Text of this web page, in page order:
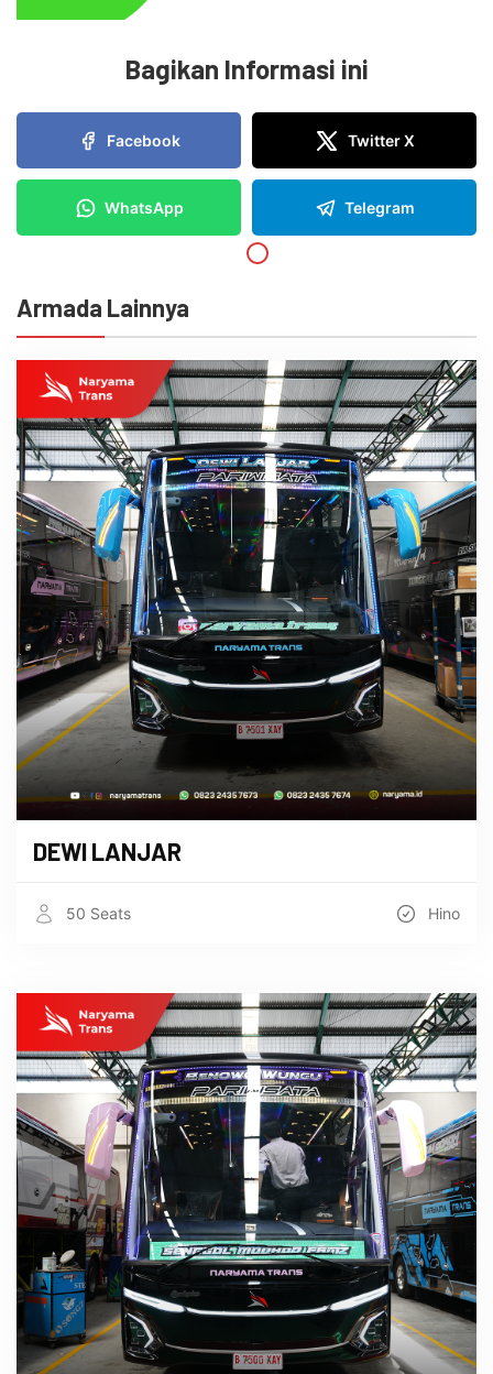
Bagikan Informasi ini
Facebook Twitter X
WhatsApp Telegram
Armada Lainnya
DEWI LANJAR
50 Seats Hino